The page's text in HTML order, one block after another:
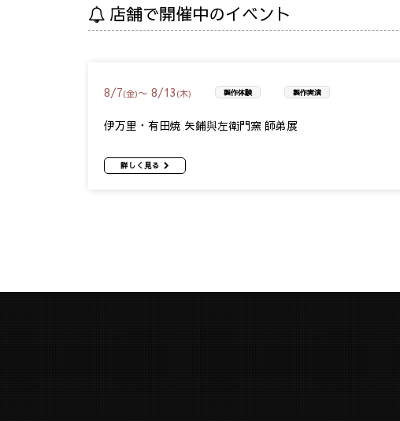
店舗で開催中のイベント
8/7(金)〜 8/13 (木) 製作体験 製作実演
伊万里・有田焼 矢鋪與左衛門窯 師弟展
詳しく見る